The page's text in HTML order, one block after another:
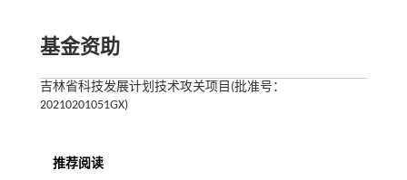
基金资助
吉林省科技发展计划技术攻关项目(批准号：
20210201051GX)